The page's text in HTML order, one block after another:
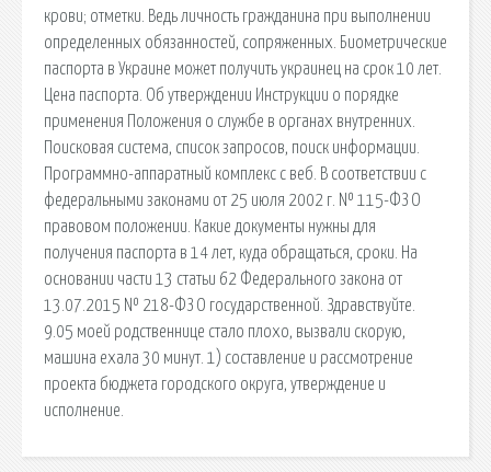
крови; отметки. Ведь личность гражданина при выполнении
определенных обязанностей, сопряженных. Биометрические
паспорта в Украине может получить украинец на срок 10 лет.
Цена паспорта. Об утверждении Инструкции о порядке
применения Положения о службе в органах внутренних.
Поисковая сиcтема, список запросов, поиск информации.
Программно-аппаратный комплекс с веб. В соответствии с
федеральными законами от 25 июля 2002 г. № 115-ФЗ О
правовом положении. Какие документы нужны для
получения паспорта в 14 лет, куда обращаться, сроки. На
основании части 13 статьи 62 Федерального закона от
13.07.2015 № 218-ФЗ О государственной. Здравствуйте.
9.05 моей родственнице стало плохо, вызвали скорую,
машина ехала 30 минут. 1) составление и рассмотрение
проекта бюджета городского округа, утверждение и
исполнение.